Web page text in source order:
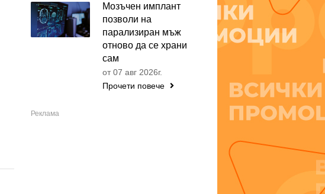
Мозъчен имплант
позволи на
парализиран мъж
отново да се храни
сам
от 07 авг 2026г.
Прочети повече